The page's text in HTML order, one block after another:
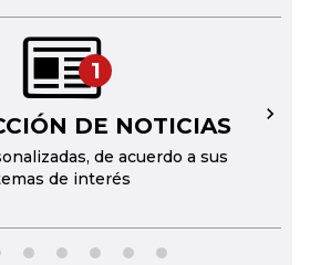
1
DE NOTICIAS
de acuerdo a sus
de interés
→